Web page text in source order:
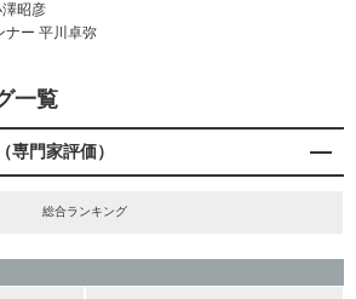
昭彦
ナー 平川卓弥
一覧
専門家評価）
総合ランキング